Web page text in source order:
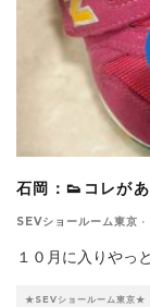
石岡：👟コレが
SEVショールーム東京 ·
１０月に入りやっ
★SEVショールーム東京★